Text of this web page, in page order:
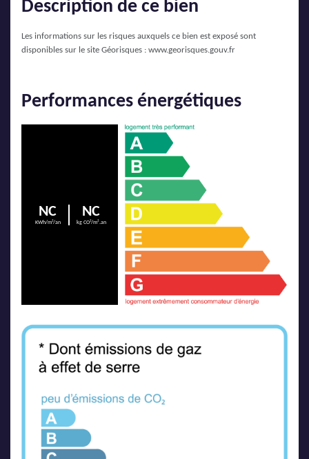
Description de ce bien
Les informations sur les risques auxquels ce bien est exposé sont
disponibles sur le site Géorisques : www.georisques.gouv.fr
Performances énergétiques
NC
KWh/m²/an
NC
kg CO²/m².an